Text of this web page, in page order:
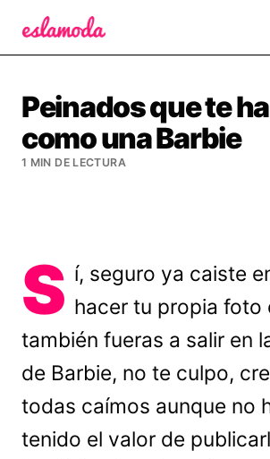
Peinados que te
como una Barbie
1 MIN DE LECTURA
S í, seguro ya caiste
hacer tu propia foto
también fueras a salir en
de Barbie, no te culpo,
todas caímos aunque no
tenido el valor de